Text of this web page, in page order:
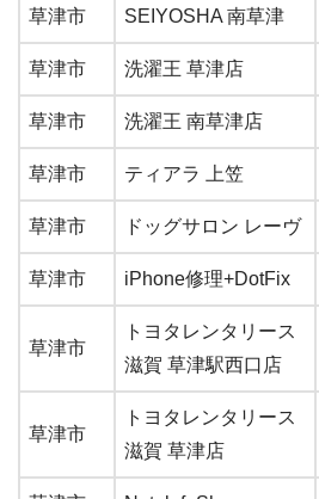
草津市 SEIYOSHA 南草津
草津市 洗濯王 草津店
草津市 洗濯王 南草津店
草津市 ティアラ 上笠
草津市 ドッグサロン レーヴ
草津市 iPhone修理+DotFix
草津市
トヨタレンタリース
滋賀 草津駅西口店
草津市
トヨタレンタリース
滋賀 草津店